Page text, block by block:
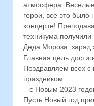
атмосфера.
герои, все это было
концерте!
техникума
Деда Мороза, заряд
Главная цель
Поздравляем всех
праздником
– с Новым 2023
Пусть Новый год